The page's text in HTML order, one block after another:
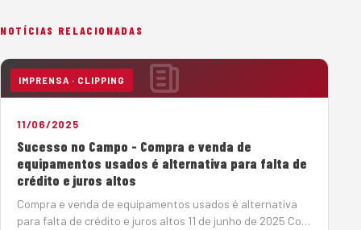
NOTÍCIAS RELACIONADAS
IMPRENSA · CLIPPING
11/06/2025
Sucesso no Campo - Compra e venda de
equipamentos usados é alternativa para falta de
crédito e juros altos
Compra e venda de equipamentos usados é alternativa
para falta de crédito e juros altos 11 de junho de 2025 Com